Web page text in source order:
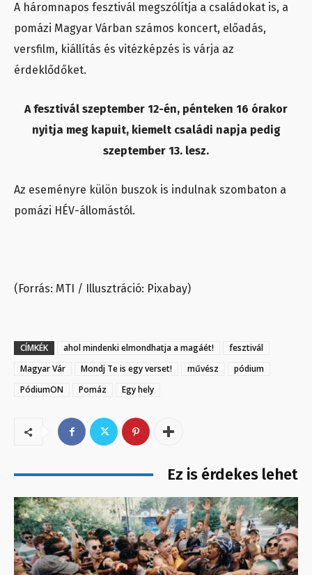
A háromnapos fesztivál megszólítja a családokat is, a
pomázi Magyar Várban számos koncert, előadás,
versfilm, kiállítás és vitézképzés is várja az
érdeklődőket.
A fesztivál szeptember 12-én, pénteken 16 órakor
nyitja meg kapuit, kiemelt családi napja pedig
szeptember 13. lesz.
Az eseményre külön buszok is indulnak szombaton a
pomázi HÉV-állomástól.
(Forrás: MTI / Illusztráció: Pixabay)
CÍMKÉK ahol mindenki elmondhatja a magáét!
fesztivál
Magyar Vár
Mondj Te is egy verset! művész
pódium
PódiumON
Pomáz Egy hely
Ez is érdekes lehet